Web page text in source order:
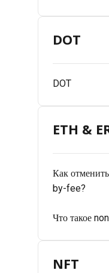
DOT
DOT
ETH &
Как
by-fee?
Что такое
NFT